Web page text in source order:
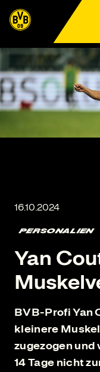
PERSONALIEN
Yan
BVB-Profi Yan
kleinere
zugezogen
14 Tage nicht